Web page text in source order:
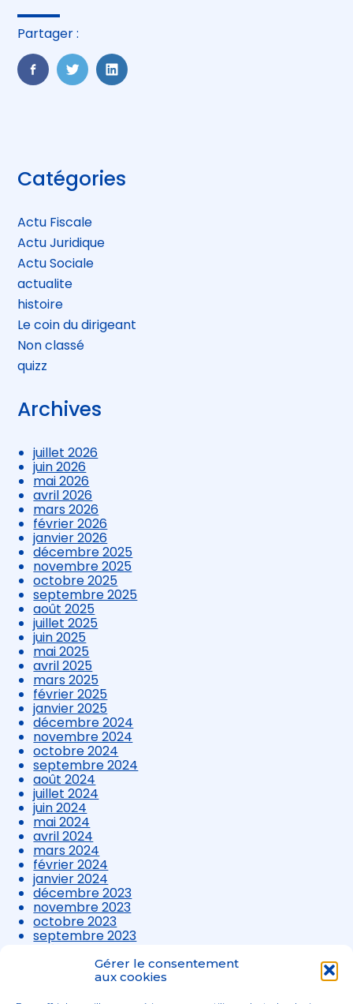
Gérer le consentement
aux cookies
Partager :
FaceBook
TwitterLinkedIn
Blog
sidebar
Catégories
Actu Fiscale
Actu Juridique
Actu Sociale
actualite
histoire
Le coin du dirigeant
Non classé
quizz
Archives
juillet 2026
juin 2026
mai 2026
avril 2026
mars 2026
février 2026
janvier 2026
décembre 2025
novembre 2025
octobre 2025
septembre 2025
août 2025
juillet 2025
juin 2025
mai 2025
avril 2025
mars 2025
février 2025
janvier 2025
décembre 2024
novembre 2024
octobre 2024
septembre 2024
août 2024
juillet 2024
juin 2024
mai 2024
avril 2024
mars 2024
février 2024
janvier 2024
décembre 2023
novembre 2023
octobre 2023
septembre 2023
août 2023
juillet 2023